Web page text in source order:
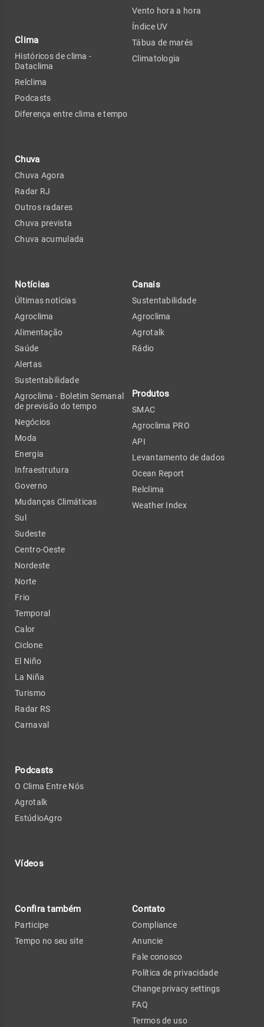
Clima
Históricos de clima -
Dataclima
Relclima
Podcasts
Diferença entre clima e tempo
Chuva
Chuva Agora
Radar RJ
Outros radares
Chuva prevista
Chuva acumulada
Vento hora a hora
Índice UV
Tábua de marés
Climatologia
Notícias
Últimas notícias
Agroclima
Alimentação
Saúde
Alertas
Sustentabilidade
Agroclima - Boletim Semanal
de previsão do tempo
Negócios
Moda
Energia
Infraestrutura
Governo
Mudanças Climáticas
Sul
Sudeste
Centro-Oeste
Nordeste
Norte
Frio
Temporal
Calor
Ciclone
El Niño
La Niña
Turismo
Radar RS
Carnaval
Podcasts
O Clima Entre Nós
Agrotalk
EstúdioAgro
Vídeos
Canais
Sustentabilidade
Agroclima
Agrotalk
Rádio
Produtos
SMAC
Agroclima PRO
API
Levantamento de dados
Ocean Report
Relclima
Weather Index
Confira também
Participe
Tempo no seu site
Contato
Compliance
Anuncie
Fale conosco
Política de privacidade
Change privacy settings
FAQ
Termos de uso